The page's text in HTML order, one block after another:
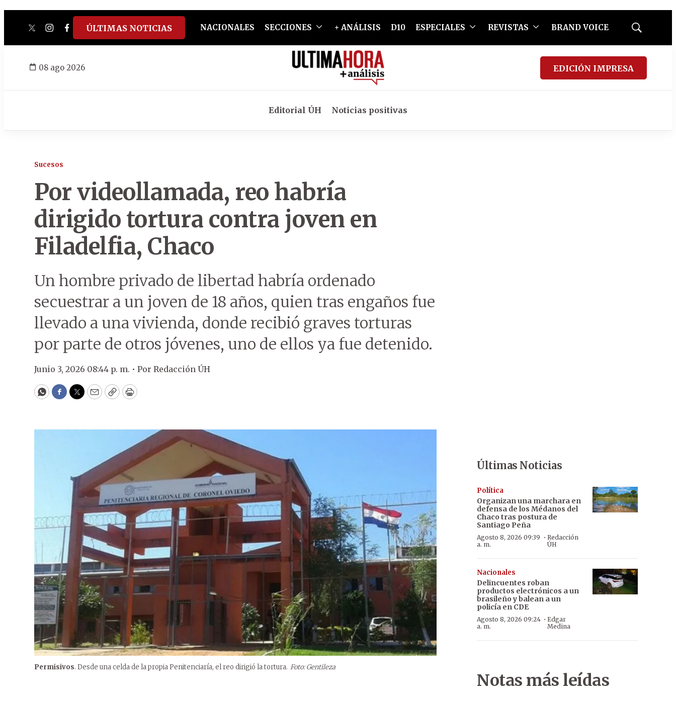
twitterinstagram
facebook
tiktokyoutube
spotify
ÚLTIMAS NOTICIAS NACIONALES SECCIONES + ANÁLISIS D10 ESPECIALES REVISTAS BRAND VOICE
Mostrar
08 ago 2026 EDICIÓN IMPRESA
Editorial ÚH Noticias positivas
Sucesos
Por videollamada, reo habría
dirigido tortura contra joven en
Filadelfia, Chaco
Un hombre privado de libertad habría ordenado
secuestrar a un joven de 18 años, quien tras engaños fue
llevado a una vivienda, donde recibió graves torturas
por parte de otros jóvenes, uno de ellos ya fue detenido.
Junio 3, 2026 08:44 p. m. • Por Redacción ÚH
WhatsApp
Facebook
Twitter
EmailCopyPrint
Permisivos. Desde una celda de la propia Penitenciaría, el reo dirigió la tortura. Foto: Gentileza
Últimas Noticias
Política
Organizan una marchara en
defensa de los Médanos del
Chaco tras postura de
Santiago Peña
Agosto 8, 2026 09:39
a. m.
·Redacción
ÚH
Nacionales
Delincuentes roban
productos electrónicos a un
brasileño y balean a un
policía en CDE
Agosto 8, 2026 09:24
a. m.
· Edgar
Medina
Notas más leídas